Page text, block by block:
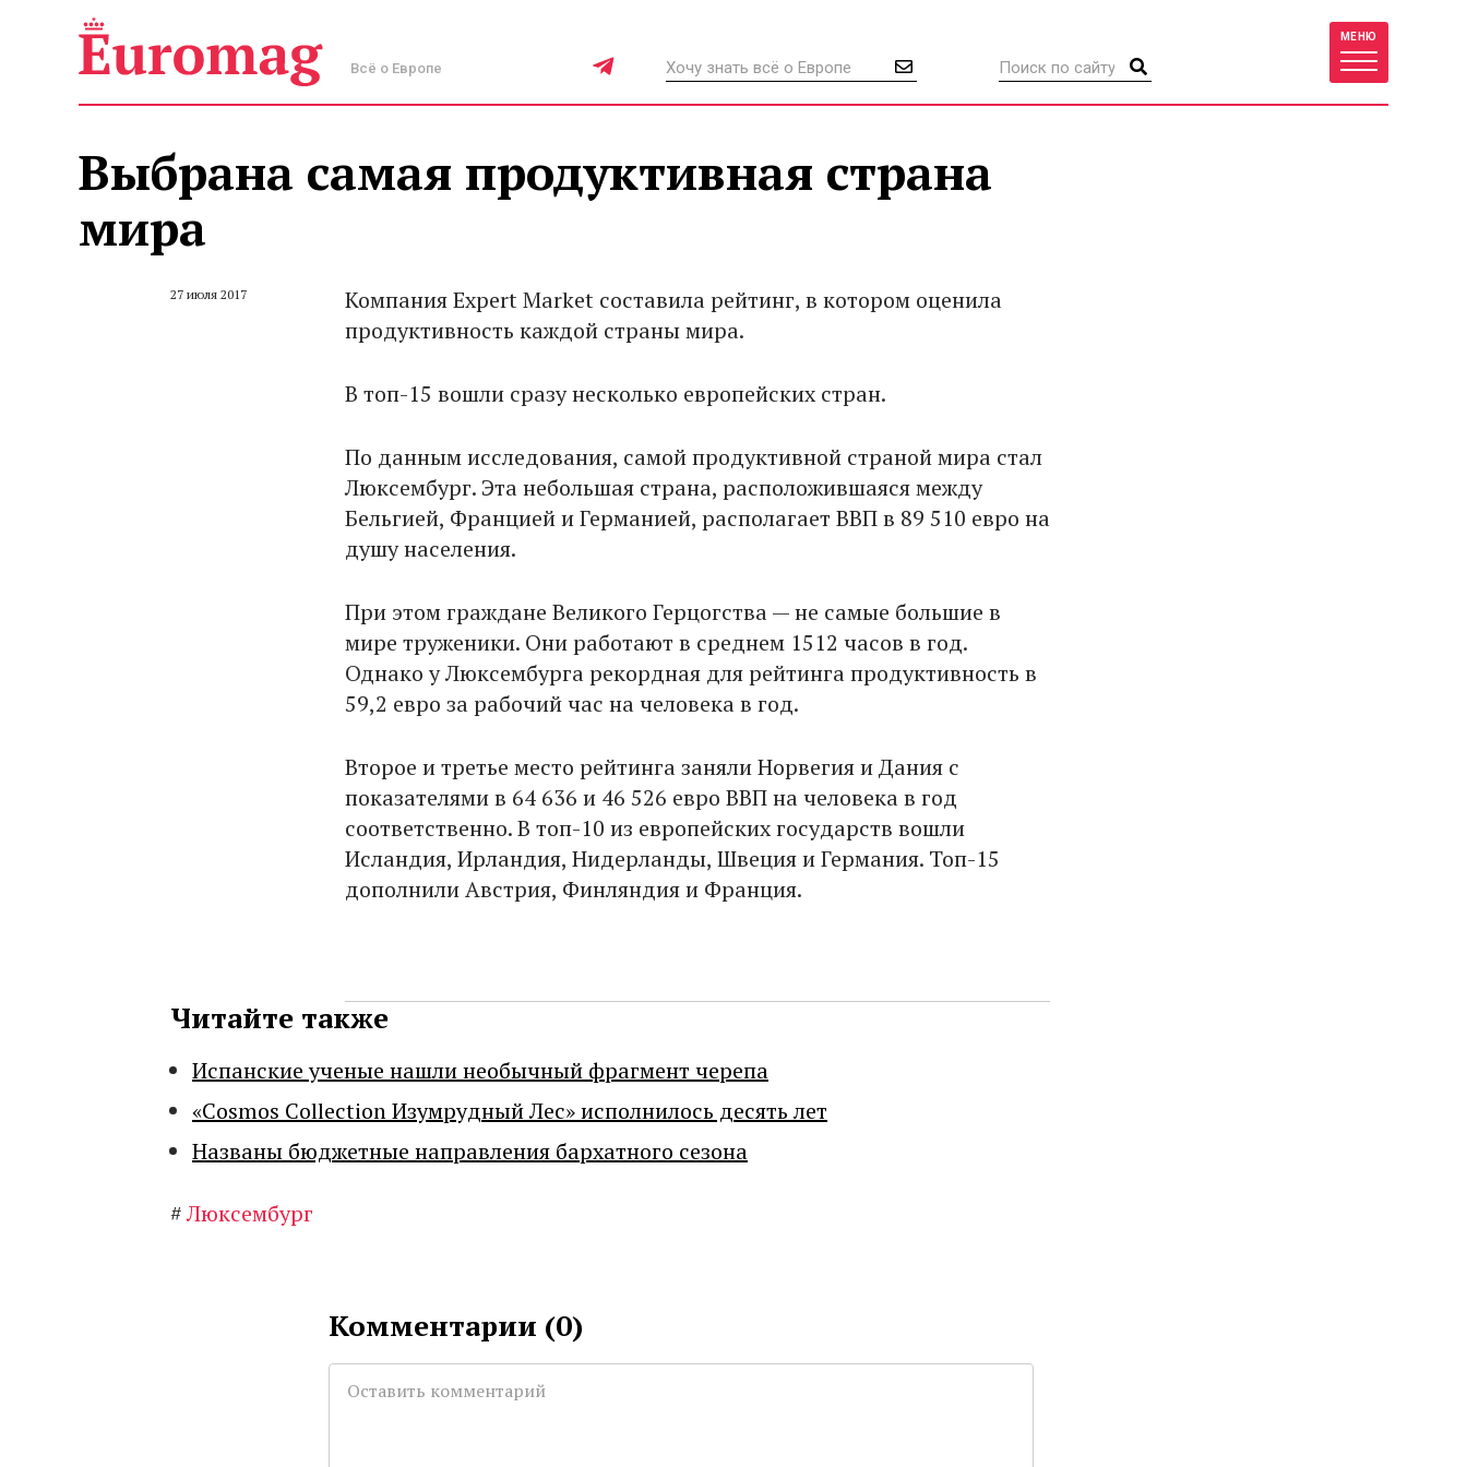
Всё о Европе
МЕНЮ
Выбрана самая продуктивная страна
мира
27 июля 2017
Компания Expert Market составила рейтинг, в котором оценила
продуктивность каждой страны мира.
В топ-15 вошли сразу несколько европейских стран.
По данным исследования, самой продуктивной страной мира стал
Люксембург. Эта небольшая страна, расположившаяся между
Бельгией, Францией и Германией, располагает ВВП в 89 510 евро на
душу населения.
При этом граждане Великого Герцогства — не самые большие в
мире труженики. Они работают в среднем 1512 часов в год.
Однако у Люксембурга рекордная для рейтинга продуктивность в
59,2 евро за рабочий час на человека в год.
Второе и третье место рейтинга заняли Норвегия и Дания с
показателями в 64 636 и 46 526 евро ВВП на человека в год
соответственно. В топ-10 из европейских государств вошли
Исландия, Ирландия, Нидерланды, Швеция и Германия. Топ-15
дополнили Австрия, Финляндия и Франция.
Читайте также
Испанские ученые нашли необычный фрагмент черепа
«Cosmos Collection Изумрудный Лес» исполнилось десять лет
Названы бюджетные направления бархатного сезона
#Люксембург
Комментарии (0)